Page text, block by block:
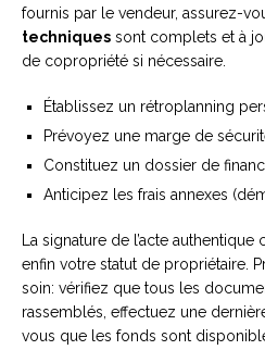
fournis par le vendeur, assurez-
techniques sont complets et à
de copropriété si nécessaire.
Établissez un rétroplanning
Prévoyez une marge de
Constituez un dossier de
Anticipez les frais annexes
La signature de l’acte authentique
enfin votre statut de propriétaire.
soin: vérifiez que tous les
rassemblés, effectuez une
vous que les fonds sont